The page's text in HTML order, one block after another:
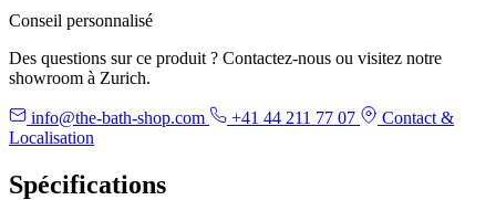
Conseil personnalisé
Des questions sur ce produit ? Contactez-nous ou visitez notre
showroom à Zurich.
info@the-bath-shop.com +41 44 211 77 07
Contact &
Localisation
Spécifications